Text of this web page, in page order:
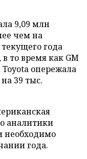
9,09 млн
чем на
года
то время как GM
опережала
39 тыс.
аналитики
необходимо
года.